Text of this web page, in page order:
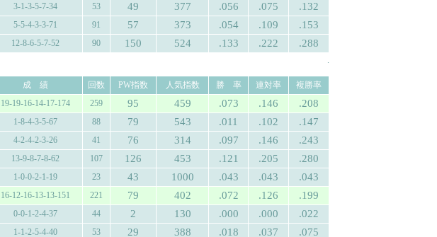
3-1-3-5-7-34 53 49 377 .056 .075 .132
5-5-4-3-3-71 91 57 373 .054 .109 .153
12-8-6-5-7-52 90 150 524 .133 .222 .288
.
成 績 回数 PW指数 人気指数 勝 率 連対率
複勝率
19-19-16-14-17-174 259 95 459 .073 .146 .208
1-8-4-3-5-67 88 79 543 .011 .102 .147
4-2-4-2-3-26 41 76 314 .097 .146 .243
13-9-8-7-8-62 107 126 453 .121 .205 .280
1-0-0-2-1-19 23 43 1000 .043 .043 .043
16-12-16-13-13-151 221 79 402 .072 .126 .199
0-0-1-2-4-37 44 2 130 .000 .000 .022
1-1-2-5-4-40 53 29 388 .018 .037 .075